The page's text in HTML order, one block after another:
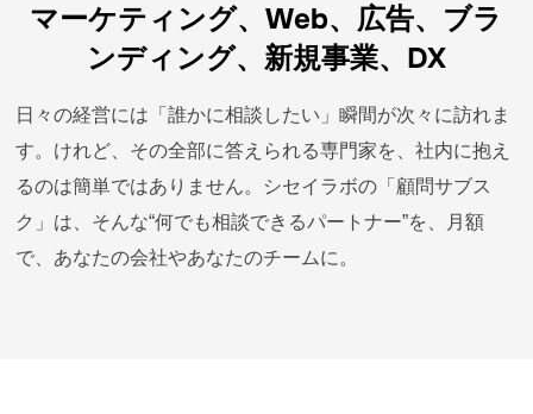
マーケティング、Web、広告、ブラ
ンディング、新規事業、DX
日々の経営には「誰かに相談したい」瞬間が次々に訪れま
す。けれど、その全部に答えられる専門家を、社内に抱え
るのは簡単ではありません。シセイラボの「顧問サブス
ク」は、そんな“何でも相談できるパートナー”を、月額
で、あなたの会社やあなたのチームに。